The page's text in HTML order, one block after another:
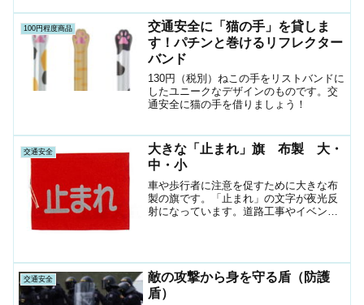
100円程度商品
交通安全に「猫の手」を貸しま
す！パチンと巻けるリフレクター
バンド
130円（税別）ねこの手をリストバンドに
したユニークなデザインのものです。交
通安全に猫の手を借りましょう！
交通安全
大きな「止まれ」旗 布製 大・
中・小
車や歩行者に注意を促すために大きな布
製の旗です。「止まれ」の文字が夜光反
射になっています。道路工事やイベント
す。
交通安全
敵の攻撃から身を守る盾（防護
盾）